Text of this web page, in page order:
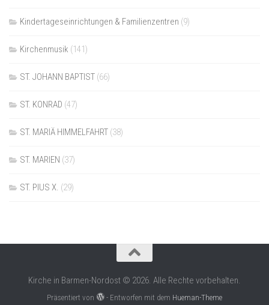
Kindertageseinrichtungen & Familienzentren (9)
Kirchenmusik (141)
ST. JOHANN BAPTIST (66)
ST. KONRAD (47)
ST. MARIÄ HIMMELFAHRT (38)
ST. MARIEN (37)
ST. PIUS X. (29)
Kirche in Barmen-Nordost © 2026. Alle Rechte vorbehalten.
Präsentiert von - Entworfen mit dem Hueman-Theme